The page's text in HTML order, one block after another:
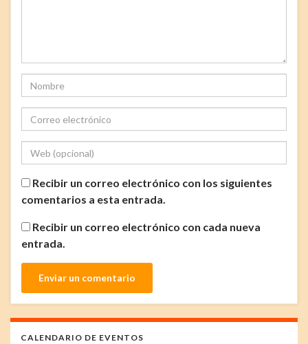
Recibir un correo electrónico con los siguientes
comentarios a esta entrada.
Recibir un correo electrónico con cada nueva
entrada.
CALENDARIO DE EVENTOS